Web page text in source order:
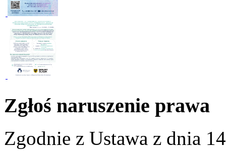
Zgłoś naruszenie prawa
Zgodnie z Ustawa z dnia